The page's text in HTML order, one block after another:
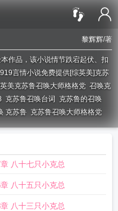
黎辉辉/著
作品，该小说情节跌宕起伏、扣
言情小说免费提供[综英美]克苏
美克苏鲁召唤大师格格党 召唤克
克苏鲁召唤台词 克苏鲁的召唤
克苏鲁 克苏鲁召唤大师格格党
八十七只小克总
八十五只小克总
八十三只小克总